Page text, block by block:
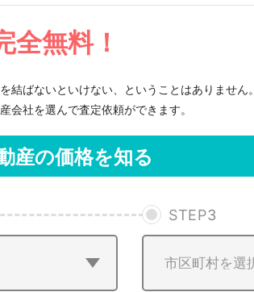
全無料！
ばないといけない、ということはありません。
会社を選んで査定依頼ができます。
産の価格を知る
STEP3